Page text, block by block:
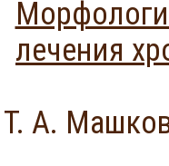
лечения
Т. А.